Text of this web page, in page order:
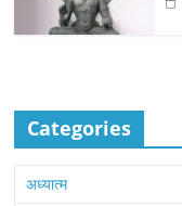
Categories
अध्यात्म